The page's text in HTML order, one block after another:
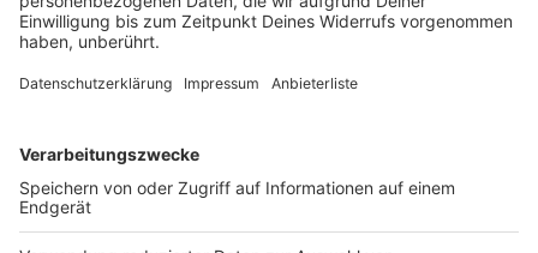
oder Chef gesucht werden, sodass eine
einvernehmliche Regelung erzielt werden kann.
das anzuhören und Schutzmaßnahmen zu ergreifen", so
Anzeige